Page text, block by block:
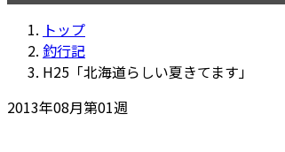
新
:
トップ
釣行記
H25「北海道らしい夏きてます」
2013年08月第01週